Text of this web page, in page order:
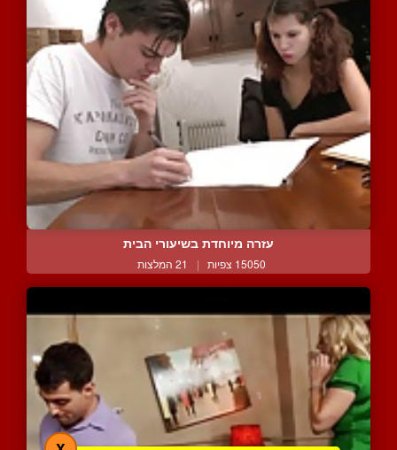
עזרה מיוחדת בשיעורי הבית
15050 צפיות | 21 המלצות